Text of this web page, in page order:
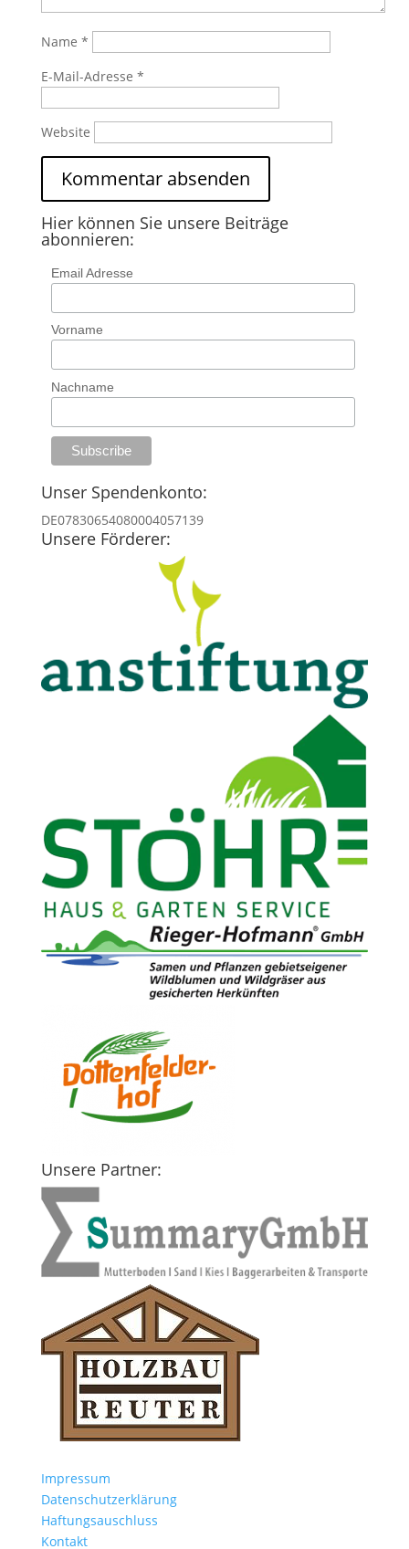
Name *
E-Mail-Adresse *
Website
Hier können Sie unsere Beiträge
abonnieren:
Email Adresse
Vorname
Nachname
Unser Spendenkonto:
DE07830654080004057139
Unsere Förderer:
Unsere Partner:
Impressum
Datenschutzerklärung
Haftungsauschluss
Kontakt